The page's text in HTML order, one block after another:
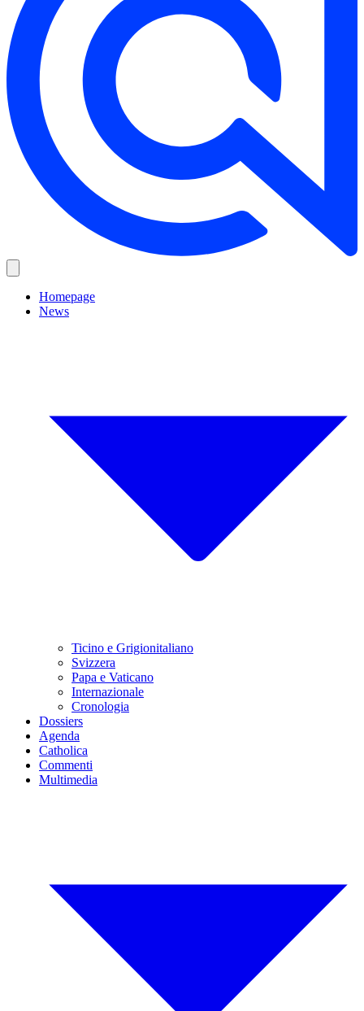
Homepage
News
Ticino e Grigionitaliano
Svizzera
Papa e Vaticano
Internazionale
Cronologia
Dossiers
Agenda
Catholica
Commenti
Multimedia